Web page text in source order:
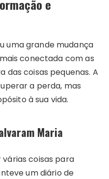
e
uma grande mudança
conectada com as
das coisas pequenas. A
a perda, mas
à sua vida.
Maria
coisas para
um diário de